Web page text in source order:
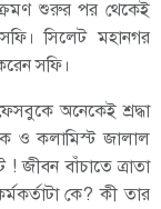
শুরুর পর থেকেই
সিলেট মহানগর
সফি।
অনেকেই শ্রদ্ধা
ও কলামিস্ট জালাল
জীবন বাঁচাতে ত্রাতা
কে? কী তার